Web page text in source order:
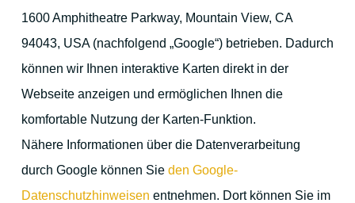
1600 Amphitheatre Parkway, Mountain View, CA
94043, USA (nachfolgend „Google“) betrieben. Dadurch
können wir Ihnen interaktive Karten direkt in der
Webseite anzeigen und ermöglichen Ihnen die
komfortable Nutzung der Karten-Funktion.
Nähere Informationen über die Datenverarbeitung
durch Google können Sie den Google-
Datenschutzhinweisen entnehmen. Dort können Sie im